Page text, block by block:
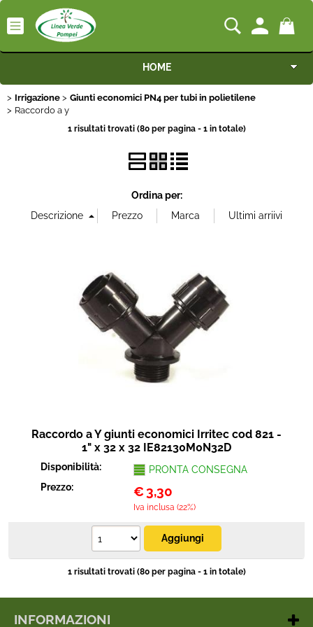
HOME
Macchine
Generatori
Irrigazione
Pompe idrauliche
Protezione
Pet Store
Irrigazione
Giunti economici PN4 per tubi in polietilene
Raccordo a y
1 risultati trovati (80 per pagina - 1 in totale)
Ordina per:
Raccordo a Y giunti economici Irritec cod 821 -
1" x 32 x 32 IE82130M0N32D
Disponibilità:
PRONTA CONSEGNA
Prezzo:
€ 3,30
Iva inclusa (22%)
1 risultati trovati (80 per pagina - 1 in totale)
INFORMAZIONI